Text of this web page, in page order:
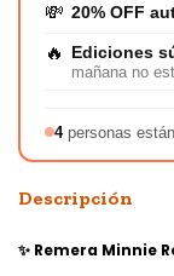
💸 20% OFF
🔥 Ediciones
mañana no
4personas
Descripción
✨ Remera Minnie